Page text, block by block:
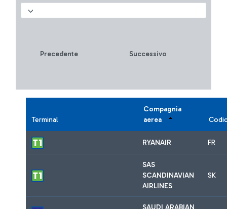
Precedente Successivo
Terminal
Compagnia
aerea
RYANAIR FR
SAS
SCANDINAVIAN
AIRLINES
SK
SAUDI ARABIAN